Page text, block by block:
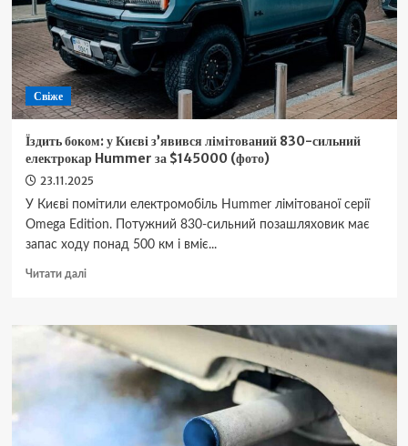
у
світі
модель
(фото)
Свіже
Їздить боком: у Києві з’явився лімітований 830-сильний
електрокар Hummer за $145000 (фото)
23.11.2025
У Києві помітили електромобіль Hummer лімітованої серії
Omega Edition. Потужний 830-сильний позашляховик має
запас ходу понад 500 км і вміє...
Читати даліДокладніше
боком:
у
з’явився
лімітований